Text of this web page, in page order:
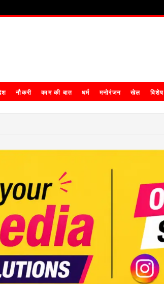
नौकरी काम की बात धर्म मनोरंजन खेल विशेष